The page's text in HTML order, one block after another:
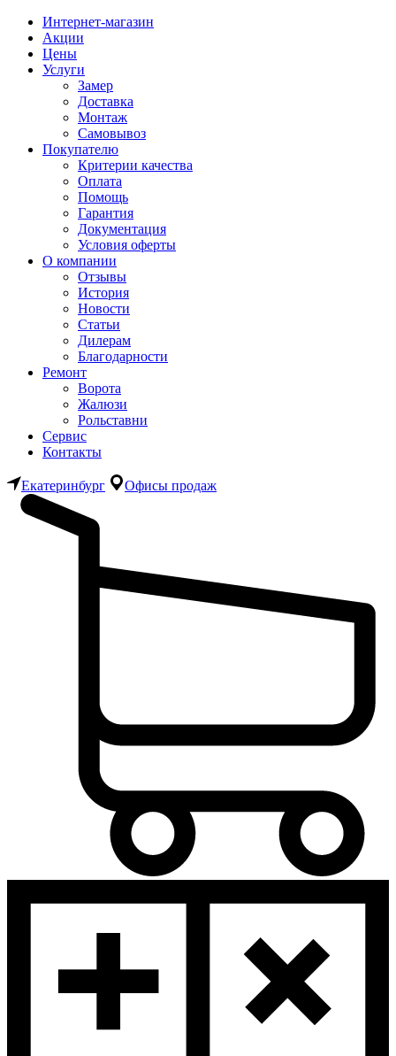
Интернет-магазин
Акции
Цены
Услуги
Замер
Доставка
Монтаж
Самовывоз
Покупателю
Критерии качества
Оплата
Помощь
Гарантия
Документация
Условия оферты
О компании
Отзывы
История
Новости
Статьи
Дилерам
Благодарности
Ремонт
Ворота
Жалюзи
Рольставни
Сервис
Контакты
Екатеринбург Офисы продаж